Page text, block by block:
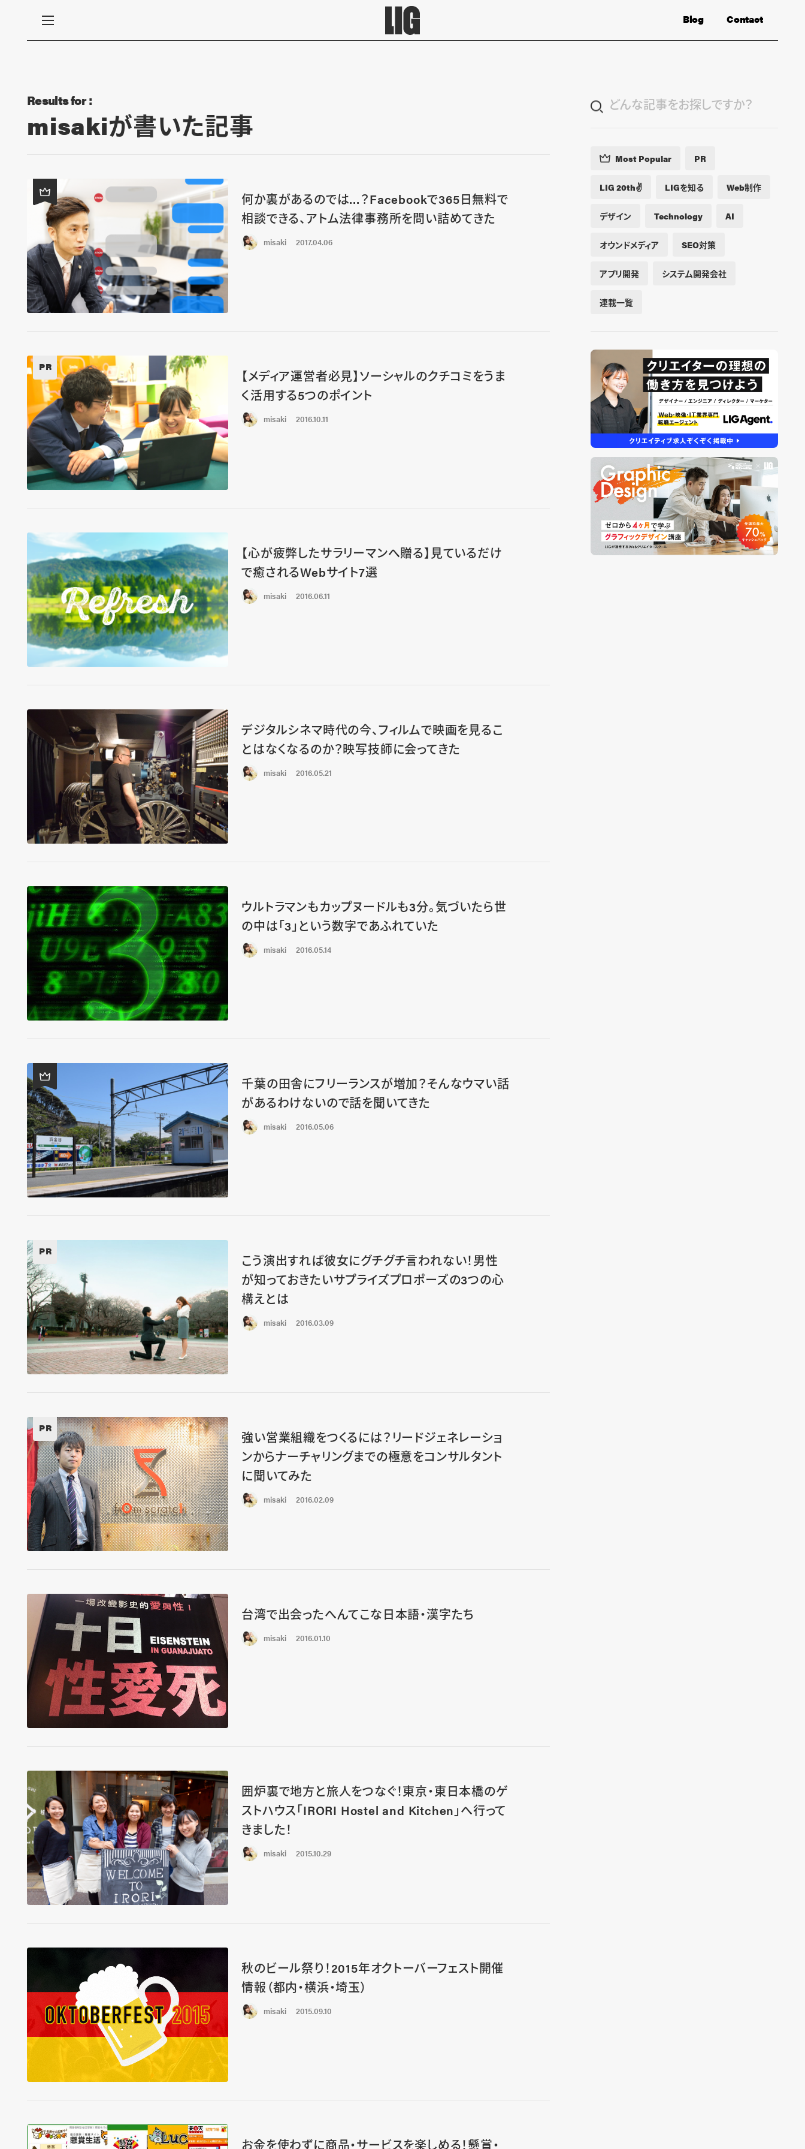
Contact
Blog
Results for :
misakiが書いた記事
何か裏があるのでは…？Facebookで365日無料で
相談できる、アトム法律事務所を問い詰めてきた
misaki 2017.04.06
PR
【メディア運営者必見】ソーシャルのクチコミをうま
く活用する5つのポイント
misaki 2016.10.11
【心が疲弊したサラリーマンへ贈る】見ているだけ
で癒されるWebサイト7選
misaki 2016.06.11
デジタルシネマ時代の今、フィルムで映画を見るこ
とはなくなるのか？映写技師に会ってきた
misaki 2016.05.21
ウルトラマンもカップヌードルも3分。気づいたら世
の中は「3」という数字であふれていた
misaki 2016.05.14
千葉の田舎にフリーランスが増加？そんなウマい話
があるわけないので話を聞いてきた
misaki 2016.05.06
PR
こう演出すれば彼女にグチグチ言われない！男性
が知っておきたいサプライズプロポーズの3つの心
構えとは
misaki 2016.03.09
PR
強い営業組織をつくるには？リードジェネレーショ
ンからナーチャリングまでの極意をコンサルタント
に聞いてみた
misaki 2016.02.09
台湾で出会ったへんてこな日本語・漢字たち
misaki 2016.01.10
囲炉裏で地方と旅人をつなぐ！東京・東日本橋のゲ
ストハウス「IRORI Hostel and Kitchen」へ行って
きました！
misaki 2015.10.29
秋のビール祭り！2015年オクトーバーフェスト開催
情報（都内・横浜・埼玉）
misaki 2015.09.10
お金を使わずに商品・サービスを楽しめる！懸賞・
Most Popular PR
LIG 20th✌️ LIGを知る Web制作
デザイン Technology AI
オウンドメディア SEO対策
アプリ開発 システム開発会社
連載一覧